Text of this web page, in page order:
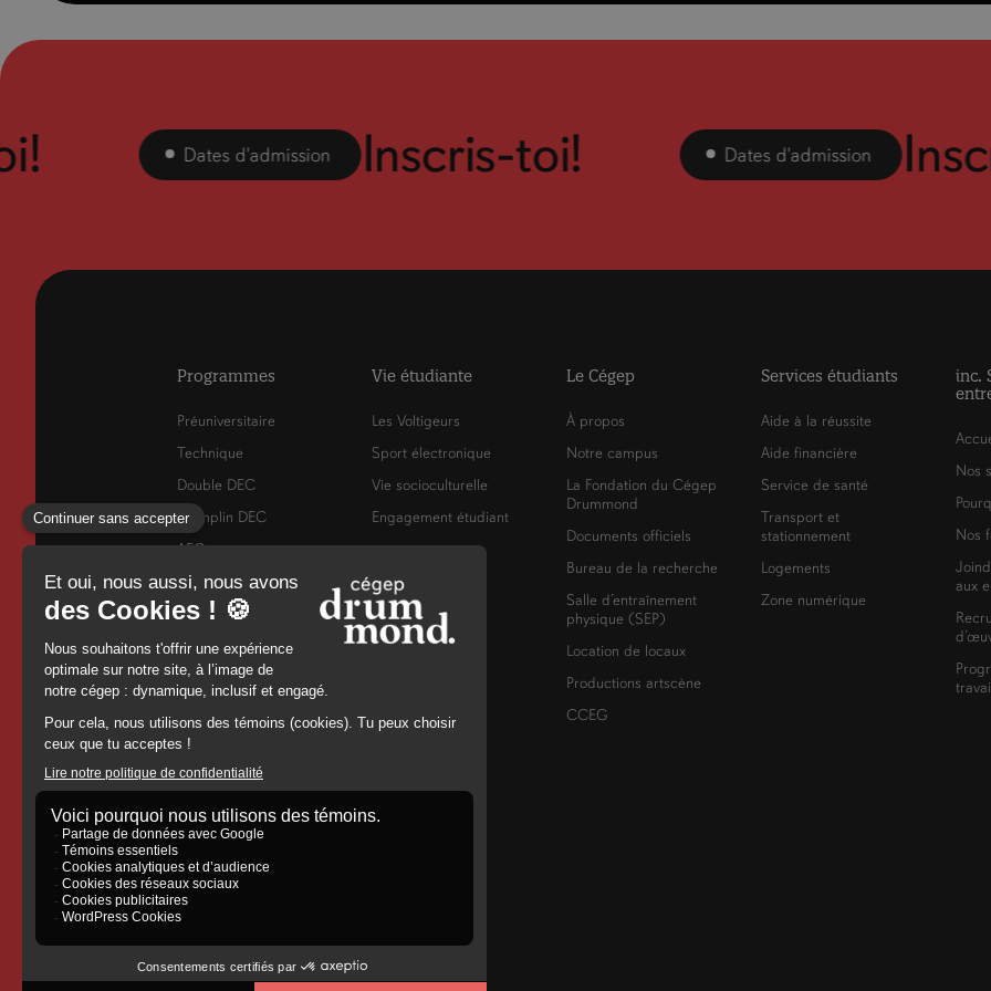
Dates d'admission Inscris-toi! Dates d'admission
Programmes
Préuniversitaire
Technique
Double DEC
Tremplin DEC
AEC
RAC
Francisation
Cours de
perfectionnement
Admission
Vie étudiante
Les Voltigeurs
Sport électronique
Vie socioculturelle
Engagement étudiant
Le Cégep
À propos
Notre campus
La Fondation du Cégep
Drummond
Documents officiels
Bureau de la recherche
Salle d’entraînement
physique (SEP)
Location de locaux
Productions artscène
CCEG
Services étudiants
Aide à la réussite
Aide financière
Service de santé
Transport et
stationnement
Logements
Zone numérique
inc.
Nos
Nos
aux
Georges,
Drummondville,
(Québec) J2C 6A2
8194784671